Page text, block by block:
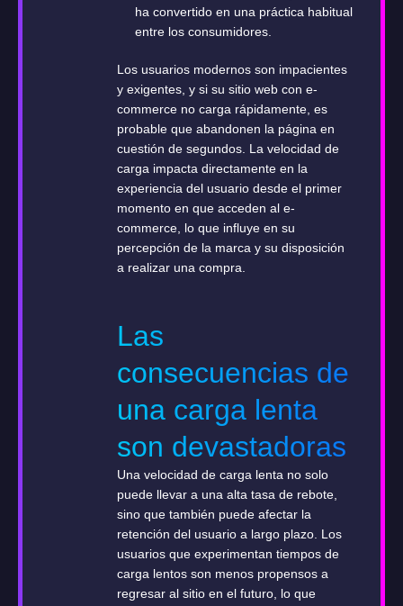
ha convertido en una práctica habitual
entre los consumidores.
Los usuarios modernos son impacientes
y exigentes, y si su sitio web con e-
commerce no carga rápidamente, es
probable que abandonen la página en
cuestión de segundos. La velocidad de
carga impacta directamente en la
experiencia del usuario desde el primer
momento en que acceden al e-
commerce, lo que influye en su
percepción de la marca y su disposición
a realizar una compra.
Las
consecuencias de
una carga lenta
son devastadoras
Una velocidad de carga lenta no solo
puede llevar a una alta tasa de rebote,
sino que también puede afectar la
retención del usuario a largo plazo. Los
usuarios que experimentan tiempos de
carga lentos son menos propensos a
regresar al sitio en el futuro, lo que